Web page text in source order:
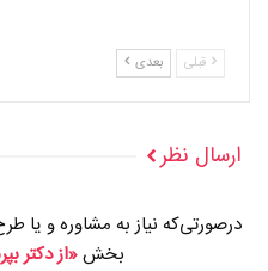
قبلی بعدی
ارسال نظر
درصورتی‌که نیاز به مشاوره و یا
بخش«از دکتر